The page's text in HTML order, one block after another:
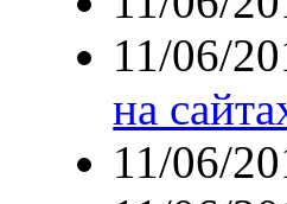
11/06/
на
11/06/